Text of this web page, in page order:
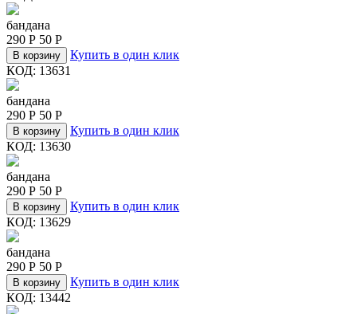
бандана
290 Р 50 Р
В корзину
Купить в один клик
КОД: 13631
бандана
290 Р 50 Р
В корзину
Купить в один клик
КОД: 13630
бандана
290 Р 50 Р
В корзину
Купить в один клик
КОД: 13629
бандана
290 Р 50 Р
В корзину
Купить в один клик
КОД: 13442